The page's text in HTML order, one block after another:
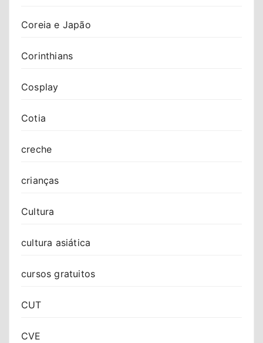
Coreia e Japão
Corinthians
Cosplay
Cotia
creche
crianças
Cultura
cultura asiática
cursos gratuitos
CUT
CVE